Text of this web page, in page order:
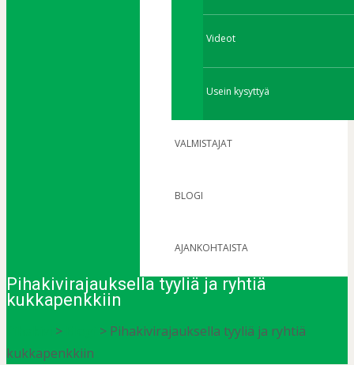
Videot
Usein kysyttyä
VALMISTAJAT
BLOGI
AJANKOHTAISTA
Pihakivirajauksella tyyliä ja ryhtiä
kukkapenkkiin
> > Pihakivirajauksella tyyliä ja ryhtiä
kukkapenkkiin